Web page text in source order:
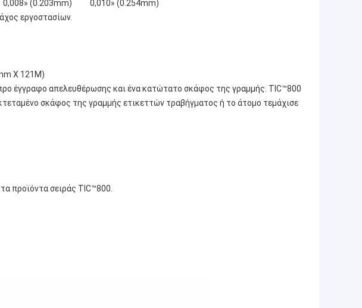
(0.203mm) 0,010» (0.254mm)
εργοστασίων.
X 121M)
έγγραφο απελευθέρωσης και ένα κατώτατο σκάφος της γραμμής. TIC™800
σκάφος της γραμμής ετικεττών τραβήγματος ή το άτομο τεμάχισε
προϊόντα σειράς TIC™800.